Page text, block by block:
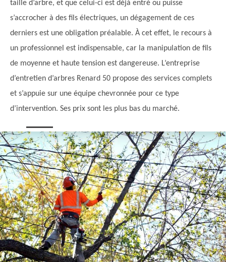
taille d’arbre, et que celui-ci est déjà entré ou puisse
s’accrocher à des fils électriques, un dégagement de ces
derniers est une obligation préalable. À cet effet, le recours à
un professionnel est indispensable, car la manipulation de fils
de moyenne et haute tension est dangereuse. L’entreprise
d’entretien d’arbres Renard 50 propose des services complets
et s’appuie sur une équipe chevronnée pour ce type
d’intervention. Ses prix sont les plus bas du marché.